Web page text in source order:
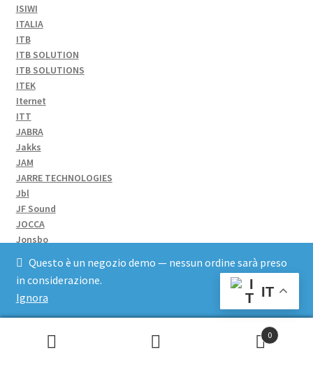
Questo è un negozio demo — nessun ordine sarà preso
in considerazione.
Ignora
ISIWI
ITALIA
ITB
ITB SOLUTION
ITB SOLUTIONS
ITEK
Iternet
ITT
JABRA
Jakks
JAM
JARRE TECHNOLOGIES
Jbl
JF Sound
JOCCA
Jonsbo
JUST FOR GAME
Just For Games
JVC
Kaercher
Kalypso
0
IT